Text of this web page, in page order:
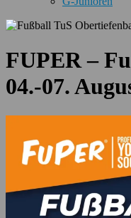
FUPER –
04.-07.